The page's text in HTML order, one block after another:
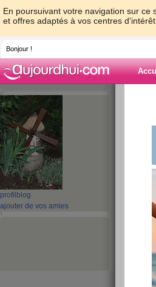
En poursuivant votre navigation sur ce
et offres adaptés à vos centres d'intérêt.
Bonjour !
profil blog
ajouter de vos amies
‹
publié
Le